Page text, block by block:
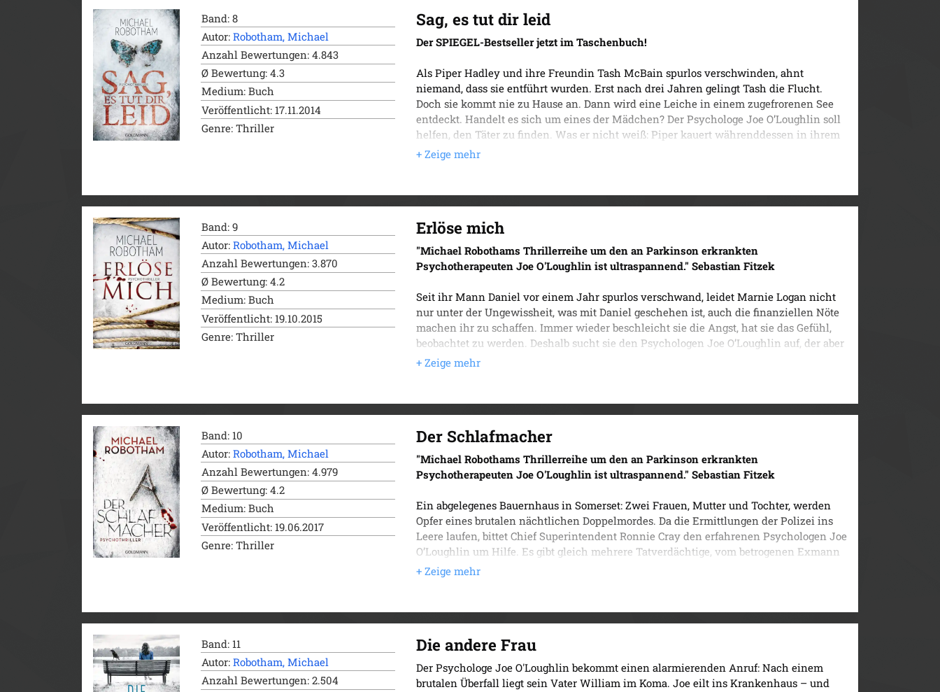
Band: 8
Autor:Robotham, Michael
Anzahl Bewertungen: 4.843
Ø Bewertung: 4.3
Medium: Buch
Veröffentlicht: 17.11.2014
Genre: Thriller
Sag, es tut dir leid
Der SPIEGEL-Bestseller jetzt im Taschenbuch!
Als Piper Hadley und ihre Freundin Tash McBain spurlos verschwinden, ahnt
niemand, dass sie entführt wurden. Erst nach drei Jahren gelingt Tash die Flucht.
Doch sie kommt nie zu Hause an. Dann wird eine Leiche in einem zugefrorenen See
entdeckt. Handelt es sich um eines der Mädchen? Der Psychologe Joe O’Loughlin soll
helfen, den Täter zu finden. Was er nicht weiß: Piper kauert währenddessen in ihrem
Verlies und hofft verzweifelt auf Rettung. Denn der Mann, der sie in seiner Gewalt hat,
ist in seinem Wahn zu allem fähig.
Band: 9
Autor:Robotham, Michael
Anzahl Bewertungen: 3.870
Ø Bewertung: 4.2
Medium: Buch
Veröffentlicht: 19.10.2015
Genre: Thriller
Erlöse mich
"Michael Robothams Thrillerreihe um den an Parkinson erkrankten
Psychotherapeuten Joe O'Loughlin ist ultraspannend." Sebastian Fitzek
Seit ihr Mann Daniel vor einem Jahr spurlos verschwand, leidet Marnie Logan nicht
nur unter der Ungewissheit, was mit Daniel geschehen ist, auch die finanziellen Nöte
machen ihr zu schaffen. Immer wieder beschleicht sie die Angst, hat sie das Gefühl,
beobachtet zu werden. Deshalb sucht sie den Psychologen Joe O’Loughlin auf, der aber
schnell den Verdacht hat, dass Marnie etwas verschweigt. Als ein Album mit Fotos
alter Freunde entdeckt wird, das Daniel seiner Frau schenken wollte, kommt die
Der neunte Band der Erfolgsserie um den Psychologen Joe O'Loughlin.
Band: 10
Autor:Robotham, Michael
Anzahl Bewertungen: 4.979
Ø Bewertung: 4.2
Medium: Buch
Veröffentlicht: 19.06.2017
Genre: Thriller
Der Schlafmacher
"Michael Robothams Thrillerreihe um den an Parkinson erkrankten
Psychotherapeuten Joe O'Loughlin ist ultraspannend." Sebastian Fitzek
Ein abgelegenes Bauernhaus in Somerset: Zwei Frauen, Mutter und Tochter, werden
Opfer eines brutalen nächtlichen Doppelmordes. Da die Ermittlungen der Polizei ins
Leere laufen, bittet Chief Superintendent Ronnie Cray den erfahrenen Psychologen Joe
O’Loughlin um Hilfe. Es gibt gleich mehrere Tatverdächtige, vom betrogenen Exmann
bis hin zu einem der zahlreichen Liebhaber. Doch als eine weitere Leiche auftaucht –
mit einem blutigen „A“ auf der Stirn –, mehren sich die Anzeichen, dass ein gestörter
Rachefeldzug für längst vergangenes Unrecht ist. Und der vor nichts und niemandem
Der zehnte Band der Erfolgsserie um den Psychologen Joe O'Loughlin.
Band: 11
Autor:Robotham, Michael
Anzahl Bewertungen: 2.504
Die andere Frau
Der Psychologe Joe O'Loughlin bekommt einen alarmierenden Anruf: Nach einem
brutalen Überfall liegt sein Vater William im Koma. Joe eilt ins Krankenhaus – und